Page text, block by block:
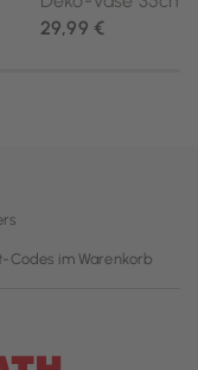
Codes im Warenkorb